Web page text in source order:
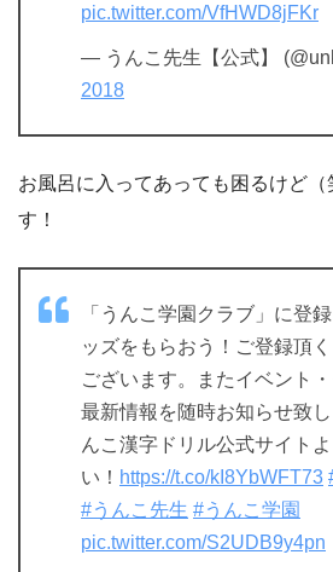
pic.twitter.com/VfHWD8jFKr
— うんこ先生【公式】
2018
お風呂に入ってあっても困るけど（
す！
「うんこ学園クラブ」に登
ッズをもらおう！ご登録頂
ございます。またイベント
最新情報を随時お知らせ致
んこ漢字ドリル公式サイト
い！ https://t.co/kI8YbWFT73
#うんこ先生 #うんこ学園
pic.twitter.com/S2UDB9y4pn